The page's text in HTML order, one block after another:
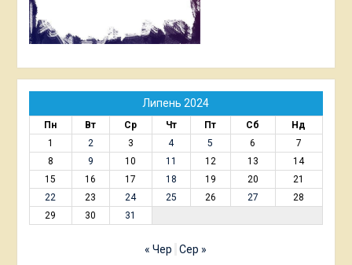
Липень 2024
Пн Вт Ср Чт Пт Сб
Нд
1
2 3 4 5 6
7
8
9 10 11 12 13
14
15
16 17 18 19 20
21
22
23 24 25 26 27
28
29
30 31
« Чер Сер »